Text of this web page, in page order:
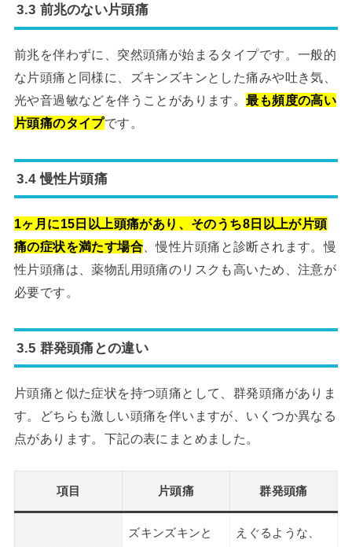
3.3 前兆のない片頭痛
前兆を伴わずに、突然頭痛が始まるタイプです。一般的
な片頭痛と同様に、ズキンズキンとした痛みや吐き気、
光や音過敏などを伴うことがあります。最も頻度の高い
片頭痛のタイプです。
3.4 慢性片頭痛
1ヶ月に15日以上頭痛があり、そのうち8日以上が片頭
痛の症状を満たす場合 、慢性片頭痛と診断されます。慢
性片頭痛は、薬物乱用頭痛のリスクも高いため、注意が
必要です。
3.5 群発頭痛との違い
片頭痛と似た症状を持つ頭痛として、群発頭痛がありま
す。どちらも激しい頭痛を伴いますが、いくつか異なる
点があります。下記の表にまとめました。
項目 片頭痛 群発頭痛
ズキンズキンと
えぐるような、